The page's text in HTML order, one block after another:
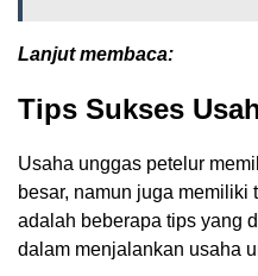
Lanjut membaca:
Tips Sukses
Usaha unggas petelur
besar, namun juga memiliki
adalah beberapa tips yang
dalam menjalankan usaha